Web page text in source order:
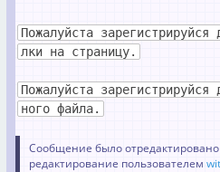
Пожалуйста
лки на страницу.
Пожалуйста зарегистрируйся
ного файла.
Сообщение было отредактировано
редактирование пользователем